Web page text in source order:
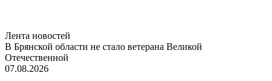
Лента новостей
В Брянской области не стало ветерана Великой
Отечественной
07.08.2026